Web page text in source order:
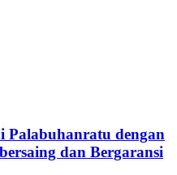
Palabuhanratu dengan
dan Bergaransi